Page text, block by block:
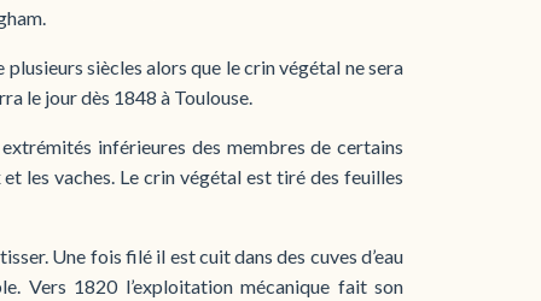
siècles alors que le crin végétal ne sera
le jour dès 1848 à Toulouse.
inférieures des membres de certains
les vaches. Le crin végétal est tiré des feuilles
Une fois filé il est cuit dans des cuves d’eau
Vers 1820 l’exploitation mécanique fait son